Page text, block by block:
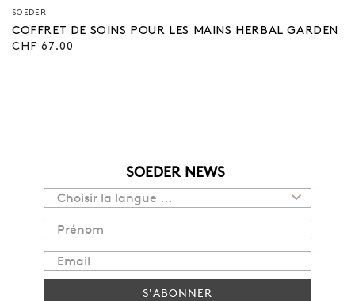
Vendeur/vendeuse
:
SOEDER
COFFRET DE SOINS POUR LES MAINS HERBAL GARDEN
Prix
CHF 67.00
SOEDER NEWS
S'ABONNER